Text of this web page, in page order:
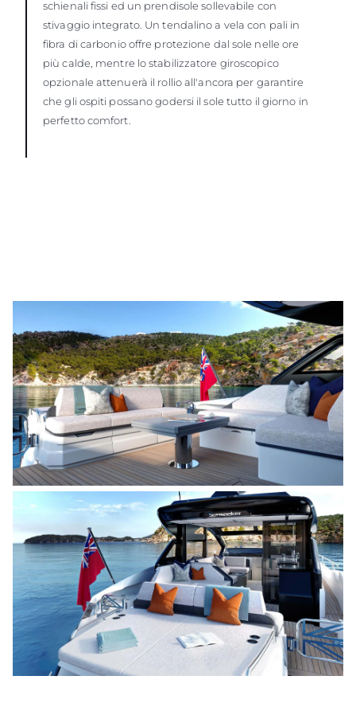
schienali fissi ed un prendisole sollevabile con
stivaggio integrato. Un tendalino a vela con pali in
fibra di carbonio offre protezione dal sole nelle ore
più calde, mentre lo stabilizzatore giroscopico
opzionale attenuerà il rollio all'ancora per garantire
che gli ospiti possano godersi il sole tutto il giorno in
perfetto comfort.